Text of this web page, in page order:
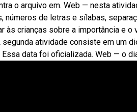
o arquivo em. Web — nesta
números de letras e sílabas,
às crianças sobre a importância e
segunda atividade consiste em um
data foi oficializada. Web — o